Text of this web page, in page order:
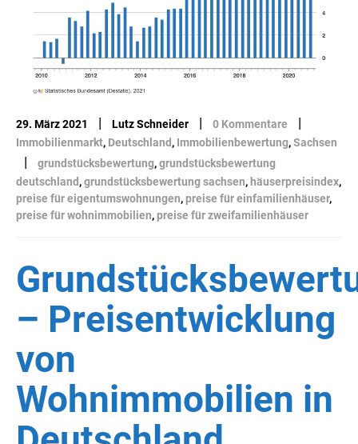
29. März 2021 | Lutz Schneider | 0 Kommentare |
Immobilienmarkt, Deutschland , Immobilienbewertung,Sachsen
| grundstücksbewertung,grundstücksbewertung
deutschland ,grundstücksbewertung sachsen, häuserpreisindex,
preise für eigentumswohnungen,preise für einfamilienhäuser,
preise für wohnimmobilien,preise für zweifamilienhäuser
– Preisentwicklung
von
Wohnimmobilien in